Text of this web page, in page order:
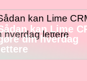
kan Lime
din hverdag
lettere